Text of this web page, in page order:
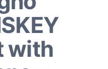
with